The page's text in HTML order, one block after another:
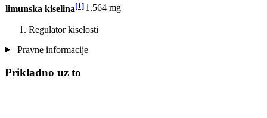
limunska kiselina[1] 1.564 mg
Regulator kiselosti
Pravne informacije
Prikladno uz to